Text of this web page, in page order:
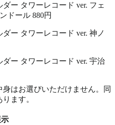
ー タワーレコード ver. フェ
ドール 880円
ー タワーレコード ver. 神ノ
ー タワーレコード ver. 宇治
はお選びいただけません。同
ます。